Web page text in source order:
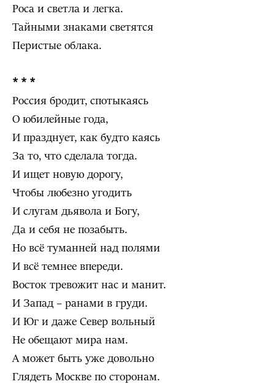
Роса и светла и легка.
Тайными знаками светятся
Перистые облака.
* * *
Россия бродит, спотыкаясь
О юбилейные года,
И празднует, как будто каясь
За то, что сделала тогда.
И ищет новую дорогу,
Чтобы любезно угодить
И слугам дьявола и Богу,
Да и себя не позабыть.
Но всё туманней над полями
И всё темнее впереди.
Восток тревожит нас и манит.
И Запад – ранами в груди.
И Юг и даже Север вольный
Не обещают мира нам.
А может быть уже довольно
Глядеть Москве по сторонам.